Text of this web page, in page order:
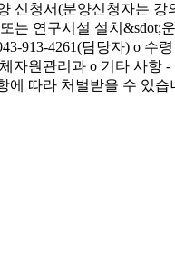
신청서(분양신청자는
는 연구시설 설치
913-4261(담당자) o
자원관리과 o 기타 사
에 따라 처벌받을 수 있